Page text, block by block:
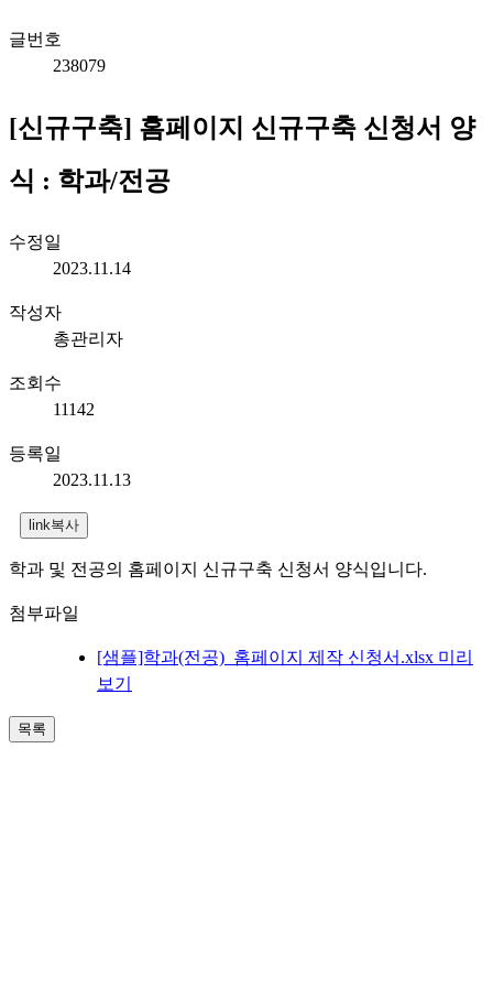
글번호
238079
[신규구축] 홈페이지 신규구축 신청서 양
식 : 학과/전공
수정일
2023.11.14
작성자
총관리자
조회수
11142
등록일
2023.11.13
학과 및 전공의 홈페이지 신규구축 신청서 양식입니다.
첨부파일
[샘플]학과(전공)_홈페이지 제작 신청서.xlsx 미리
보기